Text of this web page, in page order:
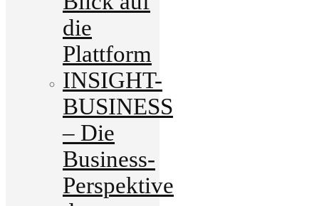
die
Plattform
INSIGHT-
BUSINESS
– Die
Business-
Perspektive